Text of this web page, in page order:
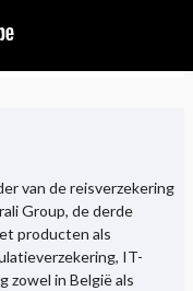
van de reisverzekering
Group, de derde
producten als
IT-
zowel in België als